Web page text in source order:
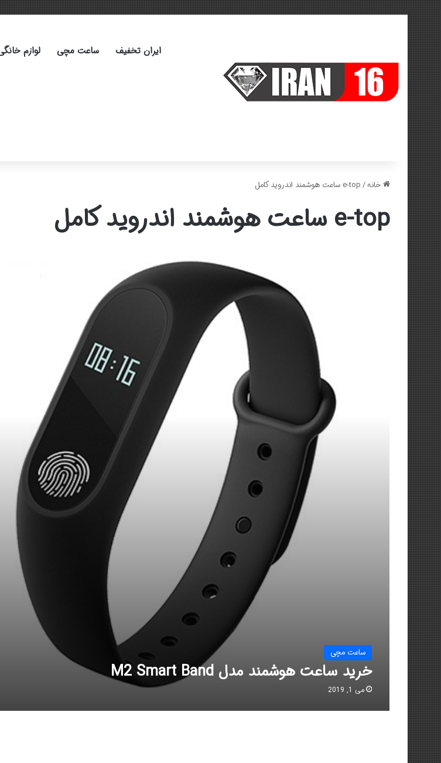
ایران تخفیف ساعت مچی لوازم
خانه/e-top ساعت هوشمند اندروید کامل
e-top ساعت هوشمند اندروید کامل
ساعت مچی
خرید ساعت هوشمند مدل M2 Smart Band
می 1, 2019